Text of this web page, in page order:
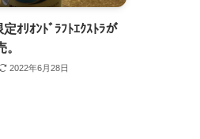
ｵﾘｵﾝﾄﾞﾗﾌﾄｴｸｽﾄﾗが
2022年6月28日